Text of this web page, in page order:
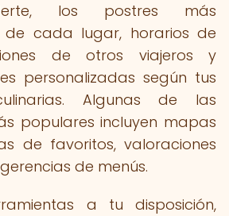
los postres más
de cada lugar, horarios de
de otros viajeros y
personalizadas según tus
Algunas de las
populares incluyen mapas
de favoritos, valoraciones
de menús.
a tu disposición,